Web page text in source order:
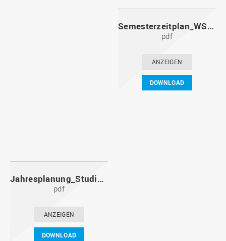
Semesterzeitplan_WS2022_23.pdf
pdf
ANZEIGEN
DOWNLOAD
Jahresplanung_Studiumstart_WS_2022_23.pdf
pdf
ANZEIGEN
DOWNLOAD